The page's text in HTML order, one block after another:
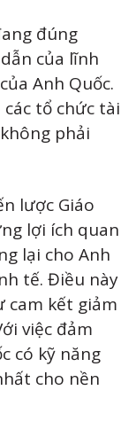
đúng
của lĩnh
Anh Quốc.
tổ chức tài
phải
lược Giáo
lợi ích quan
lại cho Anh
tế. Điều này
cam kết giảm
việc đảm
có kỹ năng
cho nền